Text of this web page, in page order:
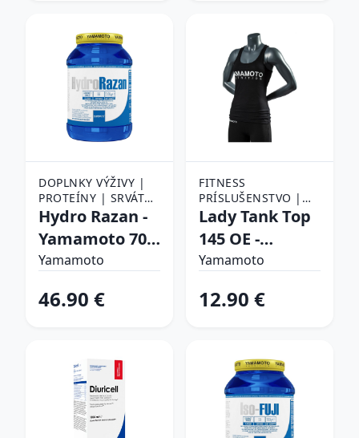
DOPLNKY VÝŽIVY |
PROTEÍNY | SRVÁTKA
(WHEY PROTEIN) |
HYDROLYZOVANÝ
SRVÁTKOVÝ PROTEÍN
Hydro Razan -
Yamamoto 700
g Almond
Yamamoto
46.90 €
FITNESS
PRÍSLUŠENSTVO |
ŠPORTOVÉ
OBLEČENIE |
DÁMSKE OBLEČENIE
Lady Tank Top
145 OE -
Yamamoto
Yamamoto
12.90 €